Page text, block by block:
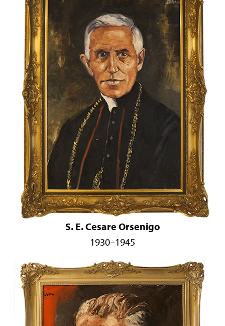
S. E. Cesare Orsenigo
1930–1945